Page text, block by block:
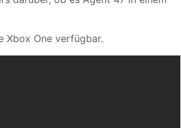
Xbox One verfügbar.